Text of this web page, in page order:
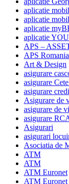
aplicatie
aplicatie
aplicatie
aplicatie
APS –
APS Romania
Art & Design
asigurare
asigurare
asigurare
Asigurare de
asigurare de
asigurare
Asigurari
asigurari
Asociatia de
ATM
ATM
ATM Euronet
ATM Euronet